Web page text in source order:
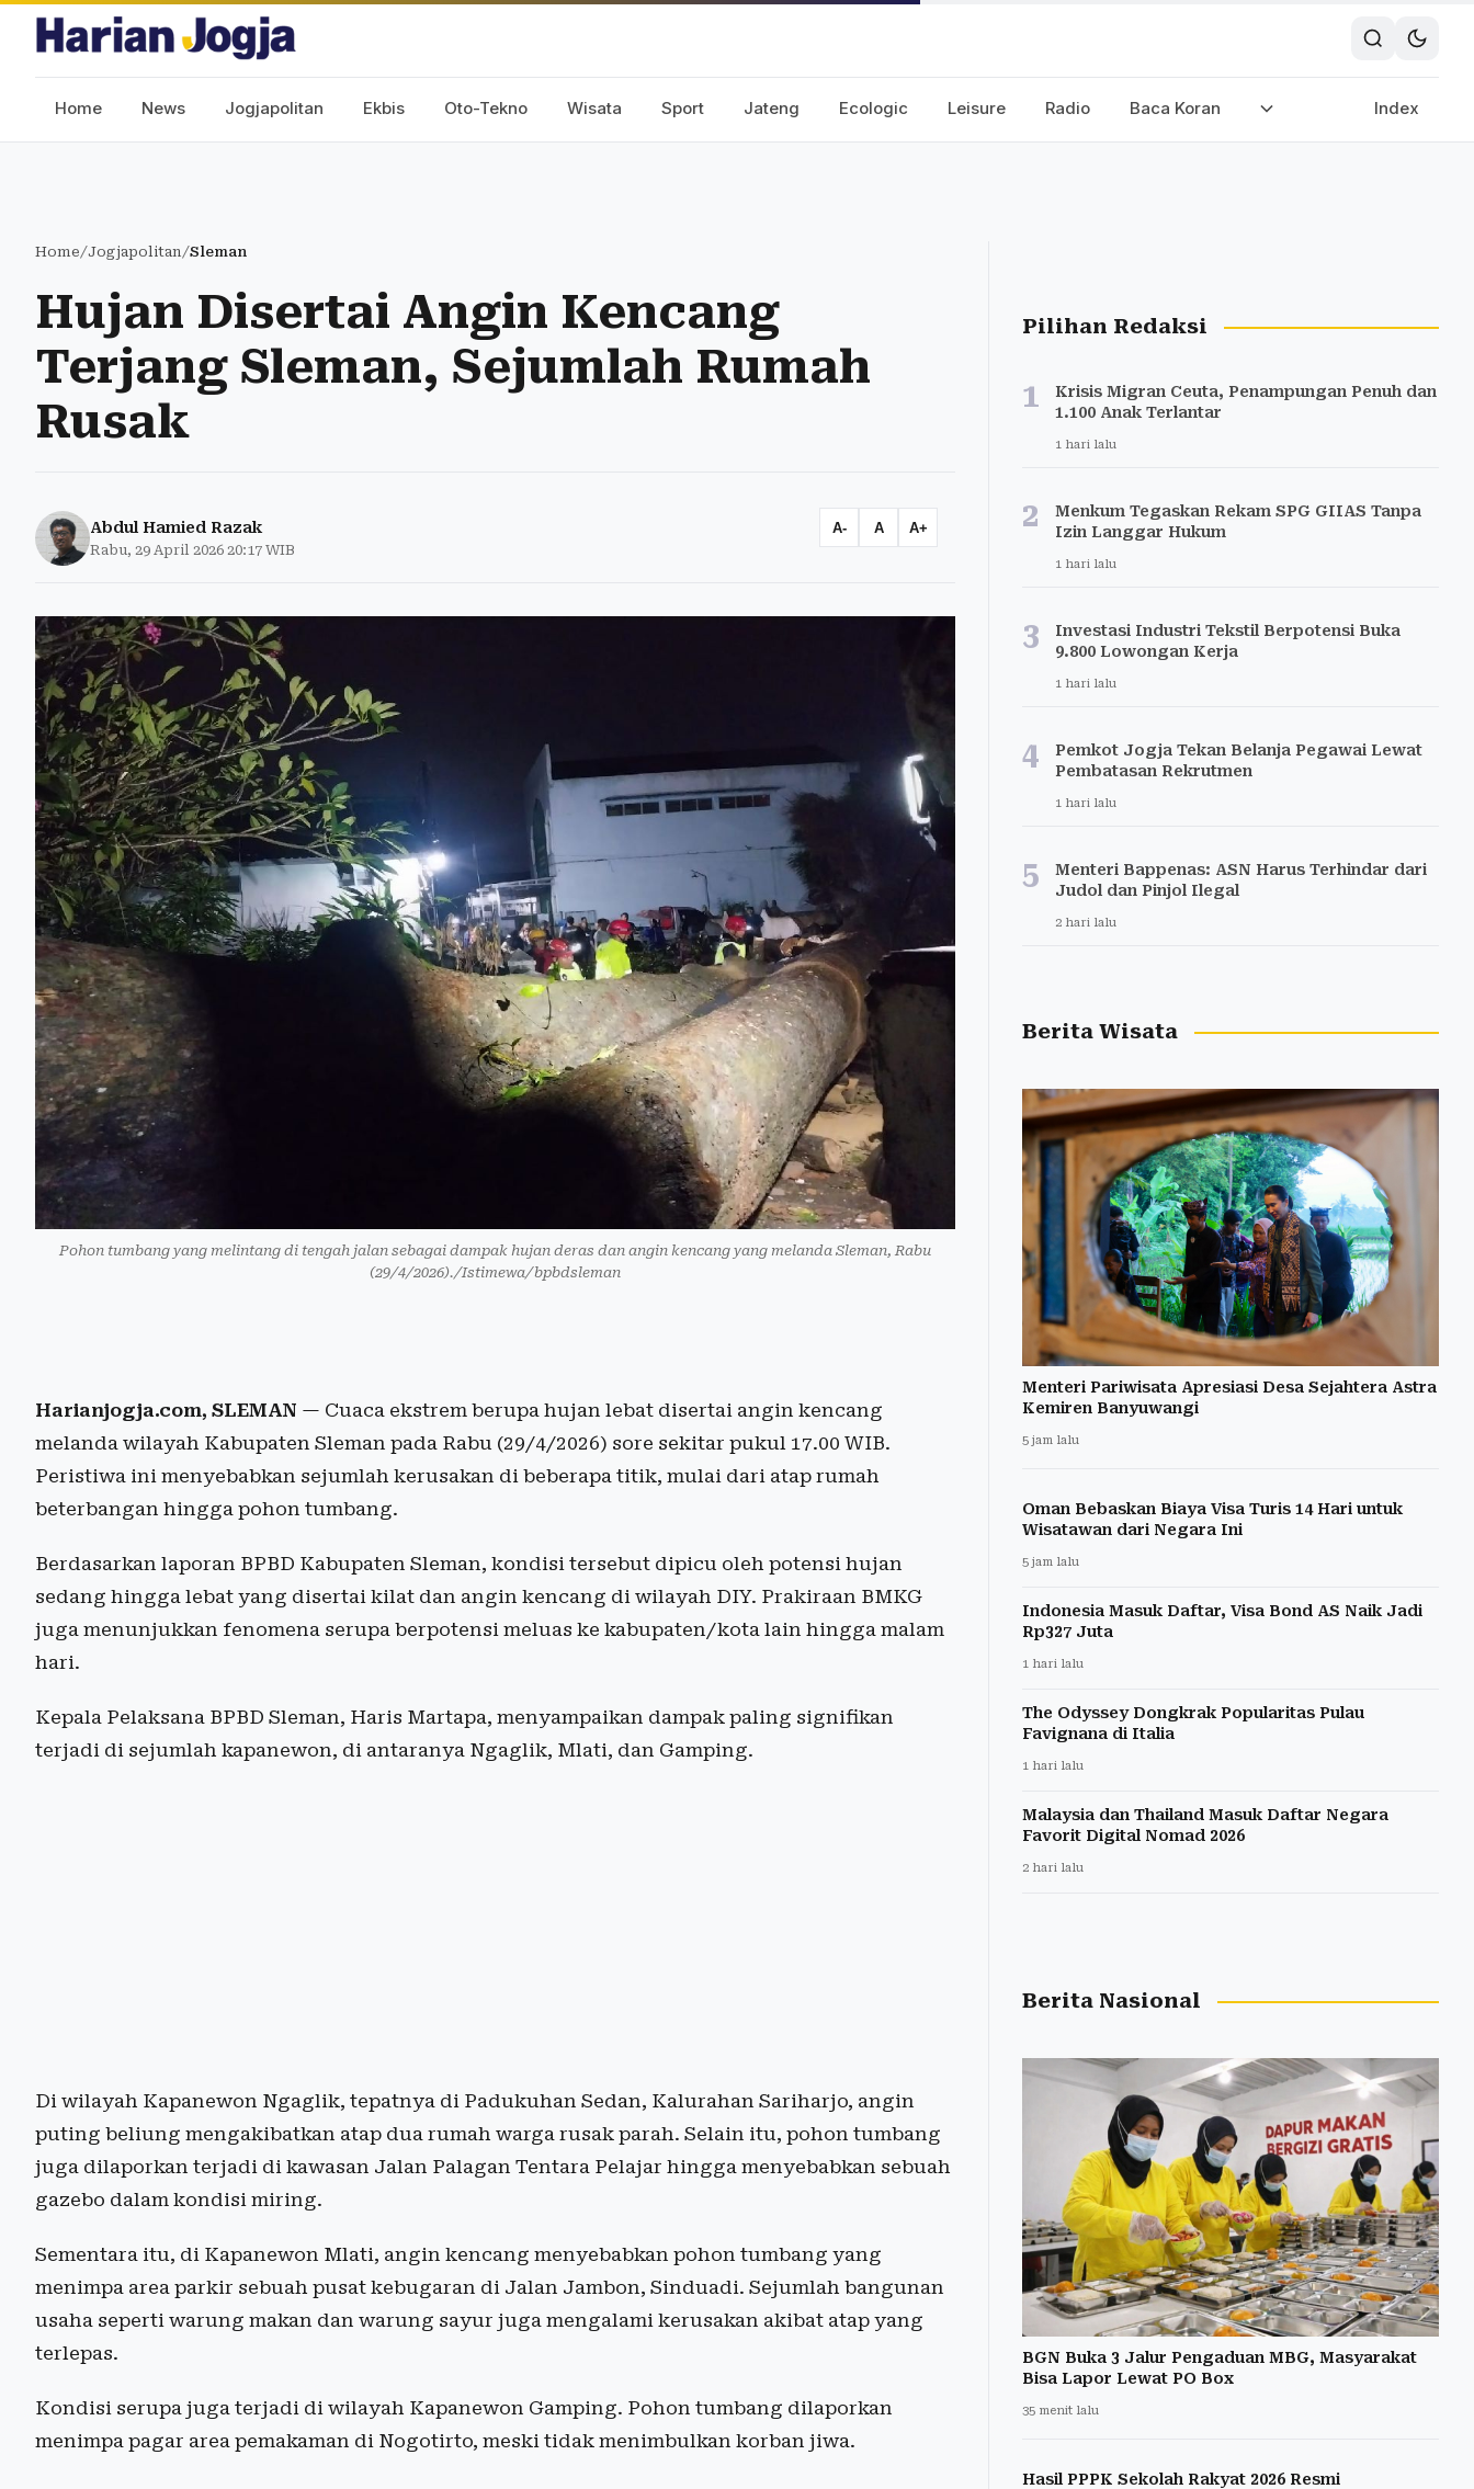
Home News Jogjapolitan Ekbis Oto-Tekno Wisata Sport Jateng Ecologic Leisure Radio Baca Koran Index
Home/Jogjapolitan/Sleman
Hujan Disertai Angin Kencang
Terjang Sleman, Sejumlah Rumah
Rusak
Abdul Hamied Razak
Rabu, 29 April 2026 20:17 WIB
A- A A+
Pohon tumbang yang melintang di tengah jalan sebagai dampak hujan deras dan angin kencang yang melanda Sleman, Rabu
(29/4/2026)./Istimewa/bpbdsleman
Harianjogja.com, SLEMAN — Cuaca ekstrem berupa hujan lebat disertai angin kencang
melanda wilayah Kabupaten Sleman pada Rabu (29/4/2026) sore sekitar pukul 17.00 WIB.
Peristiwa ini menyebabkan sejumlah kerusakan di beberapa titik, mulai dari atap rumah
beterbangan hingga pohon tumbang.
Berdasarkan laporan BPBD Kabupaten Sleman, kondisi tersebut dipicu oleh potensi hujan
sedang hingga lebat yang disertai kilat dan angin kencang di wilayah DIY. Prakiraan BMKG
juga menunjukkan fenomena serupa berpotensi meluas ke kabupaten/kota lain hingga malam
hari.
Kepala Pelaksana BPBD Sleman, Haris Martapa, menyampaikan dampak paling signifikan
terjadi di sejumlah kapanewon, di antaranya Ngaglik, Mlati, dan Gamping.
Di wilayah Kapanewon Ngaglik, tepatnya di Padukuhan Sedan, Kalurahan Sariharjo, angin
puting beliung mengakibatkan atap dua rumah warga rusak parah. Selain itu, pohon tumbang
juga dilaporkan terjadi di kawasan Jalan Palagan Tentara Pelajar hingga menyebabkan sebuah
gazebo dalam kondisi miring.
Sementara itu, di Kapanewon Mlati, angin kencang menyebabkan pohon tumbang yang
menimpa area parkir sebuah pusat kebugaran di Jalan Jambon, Sinduadi. Sejumlah bangunan
usaha seperti warung makan dan warung sayur juga mengalami kerusakan akibat atap yang
terlepas.
Kondisi serupa juga terjadi di wilayah Kapanewon Gamping. Pohon tumbang dilaporkan
menimpa pagar area pemakaman di Nogotirto, meski tidak menimbulkan korban jiwa.
Pilihan Redaksi
1
Krisis Migran Ceuta, Penampungan Penuh dan
1.100 Anak Terlantar
1 hari lalu
2
Menkum Tegaskan Rekam SPG GIIAS Tanpa
Izin Langgar Hukum
1 hari lalu
3
Investasi Industri Tekstil Berpotensi Buka
9.800 Lowongan Kerja
1 hari lalu
4
Pemkot Jogja Tekan Belanja Pegawai Lewat
Pembatasan Rekrutmen
1 hari lalu
5
Menteri Bappenas: ASN Harus Terhindar dari
Judol dan Pinjol Ilegal
2 hari lalu
Berita Wisata
Menteri Pariwisata Apresiasi Desa Sejahtera Astra
Kemiren Banyuwangi
5 jam lalu
Oman Bebaskan Biaya Visa Turis 14 Hari untuk
Wisatawan dari Negara Ini
5 jam lalu
Indonesia Masuk Daftar, Visa Bond AS Naik Jadi
Rp327 Juta
1 hari lalu
The Odyssey Dongkrak Popularitas Pulau
Favignana di Italia
1 hari lalu
Malaysia dan Thailand Masuk Daftar Negara
Favorit Digital Nomad 2026
2 hari lalu
Berita Nasional
BGN Buka 3 Jalur Pengaduan MBG, Masyarakat
Bisa Lapor Lewat PO Box
35 menit lalu
Hasil PPPK Sekolah Rakyat 2026 Resmi